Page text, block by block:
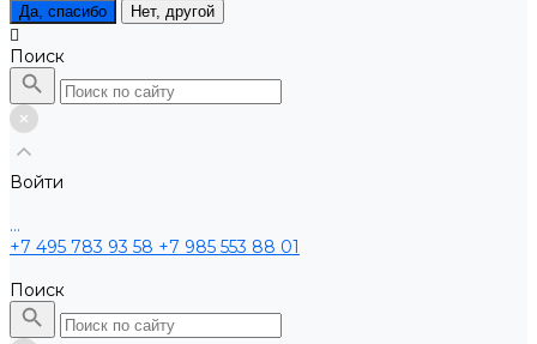
Да, спасибо Нет, другой
Поиск
Войти
...
+7 495 783 93 58 +7 985 553 88 01
Поиск